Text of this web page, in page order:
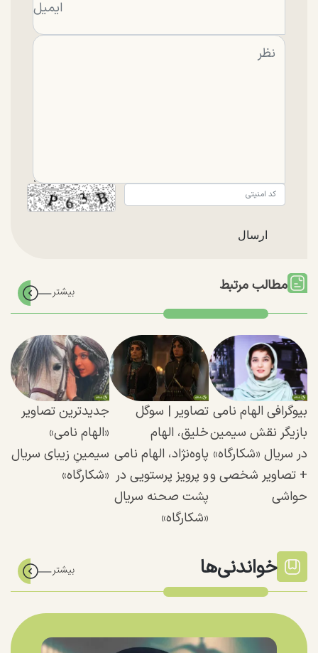
مطالب مرتبط
بیوگرافی الهام نامی
بازیگر نقش سیمین
در سریال «شکارگاه»
+ تصاویر شخصی و
حواشی
تصاویر | سوگل
خلیق، الهام
پاوه‌نژاد،‌ الهام نامی
و پرویز پرستویی در
پشت صحنه سریال
«شکارگاه»
جدیدترین تصاویر
«الهام نامی»
سیمینِ زیبای سریال
«شکارگاه»
خواندنی‌ها